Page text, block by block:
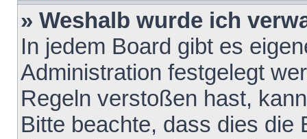
» Weshalb wurde ich
In jedem Board gibt es
Administration festgelegt
Regeln verstoßen hast,
Bitte beachte, dass dies die